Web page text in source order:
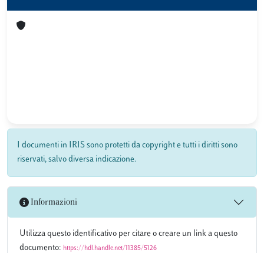
I documenti in IRIS sono protetti da copyright e tutti i diritti sono
riservati, salvo diversa indicazione.
Informazioni
Utilizza questo identificativo per citare o creare un link a questo
documento: https://hdl.handle.net/11385/5126